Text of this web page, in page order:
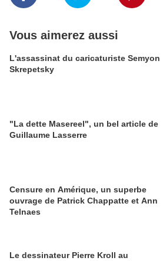
Vous aimerez aussi
L'assassinat du caricaturiste Semyon
Skrepetsky
"La dette Masereel", un bel article de
Guillaume Lasserre
Censure en Amérique, un superbe
ouvrage de Patrick Chappatte et Ann
Telnaes
Le dessinateur Pierre Kroll au